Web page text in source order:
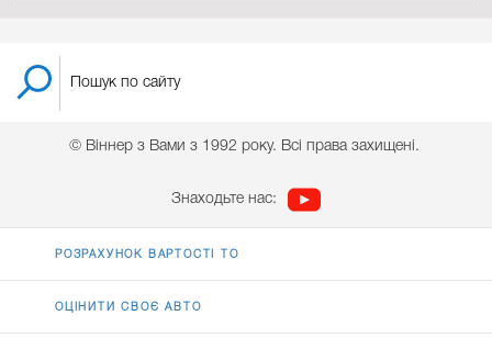
© Віннер з Вами з 1992 року. Всі права захищені.
Знаходьте нас:
РОЗРАХУНОК ВАРТОСТІ ТО
ОЦІНИТИ СВОЄ АВТО